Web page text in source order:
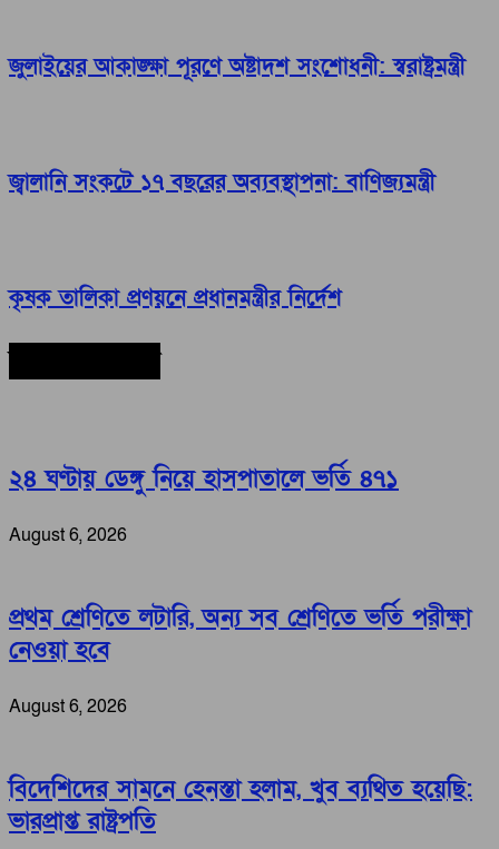
জুলাইয়ের আকাঙ্ক্ষা পূরণে অষ্টাদশ সংশোধনী: স্বরাষ্ট্রমন্ত্রী
জ্বালানি সংকটে ১৭ বছরের অব্যবস্থাপনা: বাণিজ্যমন্ত্রী
কৃষক তালিকা প্রণয়নে প্রধানমন্ত্রীর নির্দেশ
২৪ ঘণ্টায় ডেঙ্গু নিয়ে হাসপাতালে ভর্তি ৪৭১
August 6, 2026
প্রথম শ্রেণিতে লটারি, অন্য সব শ্রেণিতে ভর্তি পরীক্ষা
নেওয়া হবে
August 6, 2026
বিদেশিদের সামনে হেনস্তা হলাম, খুব ব্যথিত হয়েছি:
ভারপ্রাপ্ত রাষ্ট্রপতি